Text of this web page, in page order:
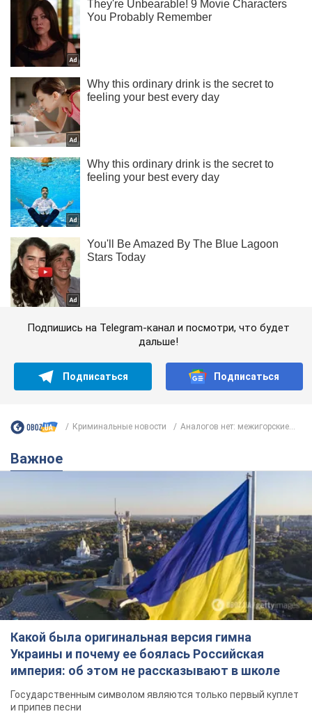
Подпишись на Telegram-канал и посмотри, что будет
дальше!
Подписаться Подписаться
Криминальные новости Аналогов нет: межигорские...
Важное
Какой была оригинальная версия гимна
Украины и почему ее боялась Российская
империя: об этом не рассказывают в школе
Государственным символом являются только первый куплет
и припев песни